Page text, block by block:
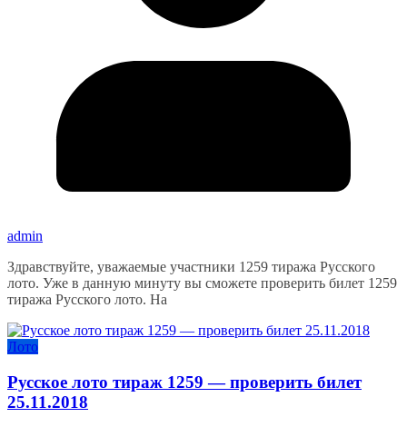
admin
Здравствуйте, уважаемые участники 1259 тиража Русского
лото. Уже в данную минуту вы сможете проверить билет 1259
тиража Русского лото. На
Лото
Русское лото тираж 1259 — проверить билет
25.11.2018